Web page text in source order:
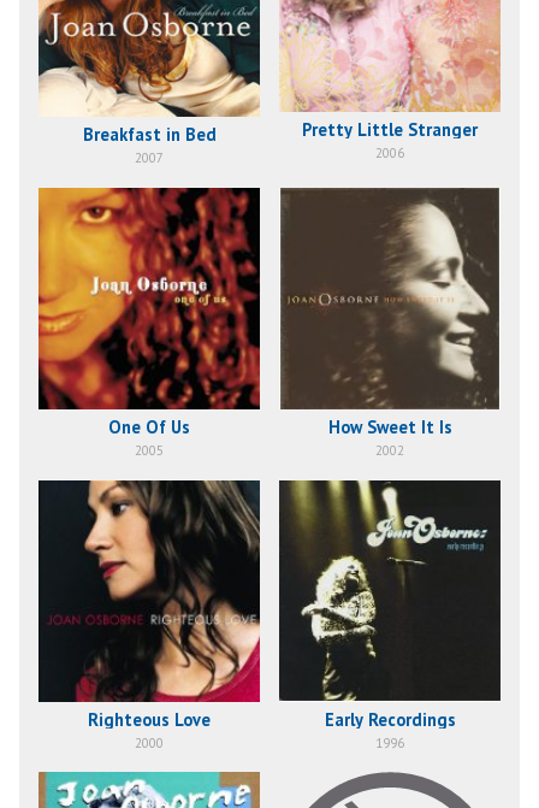
Breakfast in Bed
2007
Pretty Little Stranger
2006
One Of Us
2005
How Sweet It Is
2002
Righteous Love
2000
Early Recordings
1996